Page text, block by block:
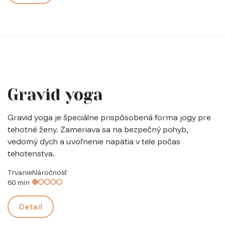
Gravid yoga
Gravid yoga je špeciálne prispôsobená forma jogy pre
tehotné ženy. Zameriava sa na bezpečný pohyb,
vedomý dych a uvoľnenie napätia v tele počas
tehotenstva.
Trvanie
60 min
Náročnosť
Detail